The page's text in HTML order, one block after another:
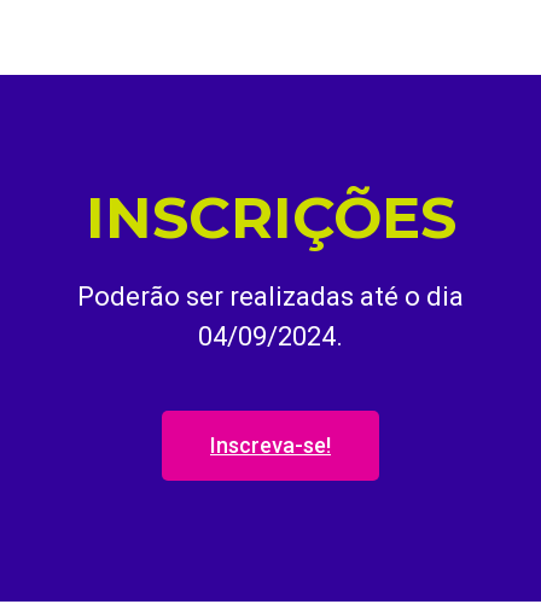
INSCRIÇÕES
Poderão ser realizadas até o dia
04/09/2024.
Inscreva-se!